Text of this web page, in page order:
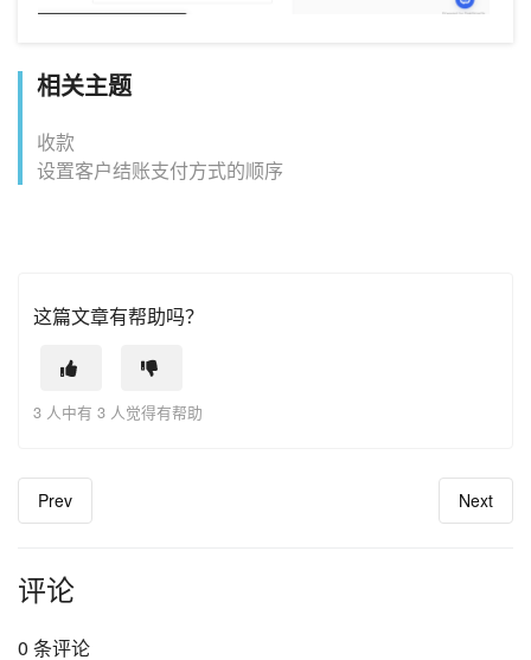
相关主题
收款
设置客户结账支付方式的顺序
这篇文章有帮助吗？
3 人中有 3 人觉得有帮助
Prev Next
评论
0 条评论